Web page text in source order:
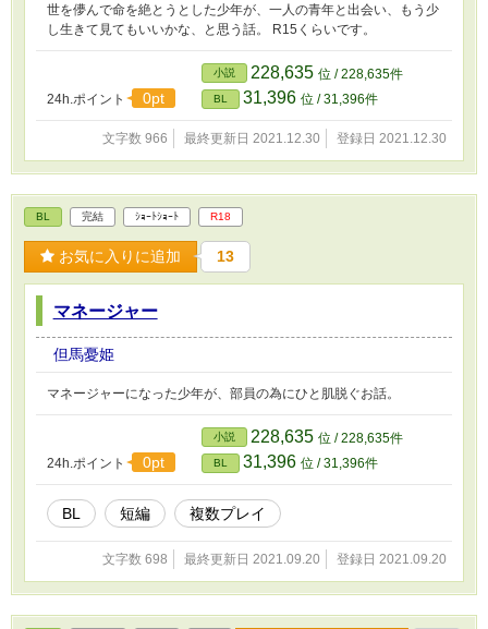
世を儚んで命を絶とうとした少年が、一人の青年と出会い、もう少
し生きて見てもいいかな、と思う話。 R15くらいです。
24h.ポイント 0pt
小説 228,635 位 / 228,635件
BL 31,396 位 / 31,396件
文字数 966 最終更新日 2021.12.30 登録日 2021.12.30
BL 完結 ｼｮｰﾄｼｮｰﾄ R18
お気に入りに追加 13
マネージャー
但馬憂姫
マネージャーになった少年が、部員の為にひと肌脱ぐお話。
24h.ポイント 0pt
小説 228,635 位 / 228,635件
BL 31,396 位 / 31,396件
BL 短編 複数プレイ
文字数 698 最終更新日 2021.09.20 登録日 2021.09.20